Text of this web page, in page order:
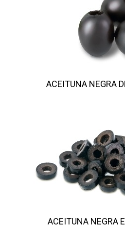
ACEITUNA NEGRA
ACEITUNA NEGRA